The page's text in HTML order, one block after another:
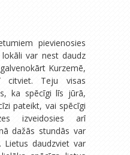
pievienosies
var nest daudz
Kurzemē,
Teju visas
ka spēcīgi līs jūrā,
pateikt, vai spēcīgi
izveidosies arī
dažās stundās var
daudzviet var